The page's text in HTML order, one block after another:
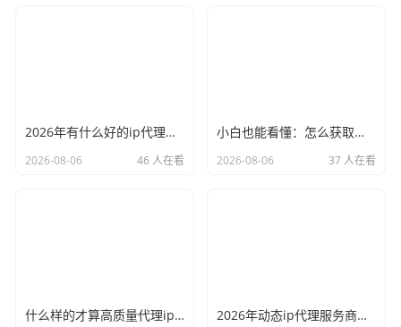
2026年有什么好的ip代理软件？亲测后我只推荐这几个
2026-08-06 46 人在看
小白也能看懂：怎么获取代理ip和端口号，一步步教会你
2026-08-06 37 人在看
什么样的才算高质量代理ip？资深玩家总结了三个硬指标 2026年动态ip代理服务商有哪些？这份清单建议收藏